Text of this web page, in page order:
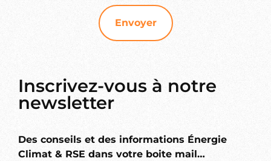
Envoyer
Inscrivez-vous à notre
newsletter
Des conseils et des informations Énergie
Climat & RSE dans votre boite mail…